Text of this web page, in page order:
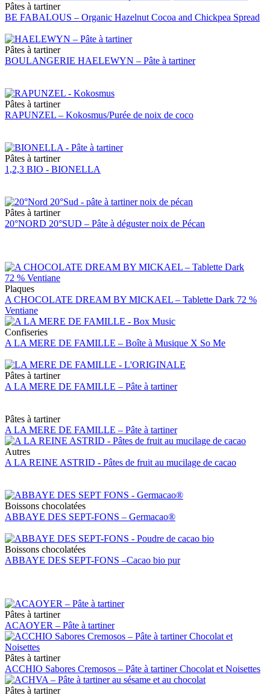
Pâtes à tartiner
BE FABALOUS – Organic Hazelnut Cocoa and Chickpea Spread
Pâtes à tartiner
BOULANGERIE HAELEWYN – Pâte à tartiner
Pâtes à tartiner
RAPUNZEL – Kokosmus/Purée de noix de coco
Pâtes à tartiner
1,2,3 BIO - BIONELLA
Pâtes à tartiner
20°NORD 20°SUD – Pâte à déguster noix de Pécan
Plaques
A CHOCOLATE DREAM BY MICKAEL – Tablette Dark 72 %
Ventiane
Confiseries
A LA MERE DE FAMILLE – Boîte à Musique X So Me
Pâtes à tartiner
A LA MERE DE FAMILLE – Pâte à tartiner
Pâtes à tartiner
A LA MERE DE FAMILLE – Pâte à tartiner
Autres
A LA REINE ASTRID - Pâtes de fruit au mucilage de cacao
Boissons chocolatées
ABBAYE DES SEPT-FONS – Germacao®
Boissons chocolatées
ABBAYE DES SEPT-FONS –Cacao bio pur
Pâtes à tartiner
ACAOYER – Pâte à tartiner
Pâtes à tartiner
ACCHIO Sabores Cremosos – Pâte à tartiner Chocolat et Noisettes
Pâtes à tartiner